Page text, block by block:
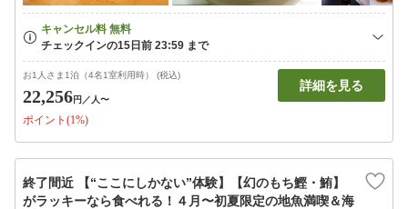
お1人さま1泊（4名1室利用時） (税込)
22,256円 ／人〜
ポイント(1%)
詳細を見る
終了間近 【“ここにしかない”体験】【幻のもち鰹・鮪】
がラッキーなら食べれる！４月〜初夏限定の地魚満喫＆海